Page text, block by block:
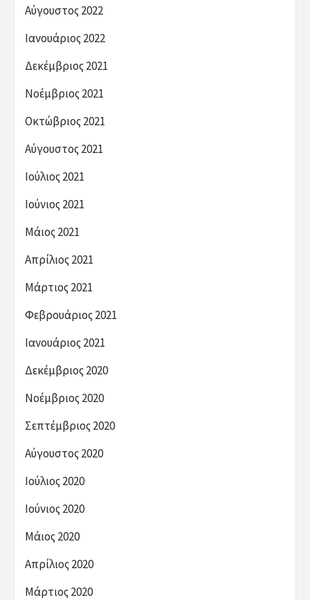
Αύγουστος 2022
Ιανουάριος 2022
Δεκέμβριος 2021
Νοέμβριος 2021
Οκτώβριος 2021
Αύγουστος 2021
Ιούλιος 2021
Ιούνιος 2021
Μάιος 2021
Απρίλιος 2021
Μάρτιος 2021
Φεβρουάριος 2021
Ιανουάριος 2021
Δεκέμβριος 2020
Νοέμβριος 2020
Σεπτέμβριος 2020
Αύγουστος 2020
Ιούλιος 2020
Ιούνιος 2020
Μάιος 2020
Απρίλιος 2020
Μάρτιος 2020